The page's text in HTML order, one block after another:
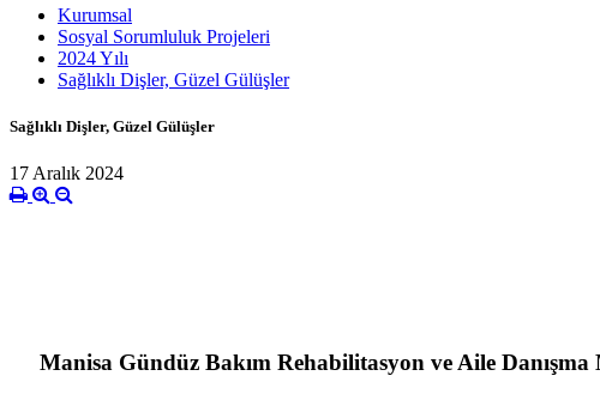
Kurumsal
Sosyal Sorumluluk Projeleri
2024 Yılı
Sağlıklı Dişler, Güzel Gülüşler
Sağlıklı Dişler, Güzel Gülüşler
17 Aralık 2024
Manisa Gündüz Bakım Rehabilitasyon ve Aile